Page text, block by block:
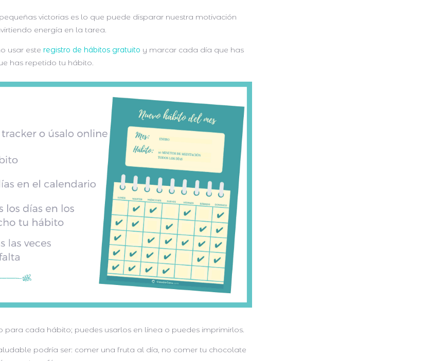
victorias es lo que puede disparar nuestra motivación
energía en la tarea.
usar este registro de hábitos gratuito y marcar cada día que has
has repetido tu hábito.
para cada hábito; puedes usarlos en línea o puedes imprimirlos.
podría ser: comer una fruta al día, no comer tu chocolate